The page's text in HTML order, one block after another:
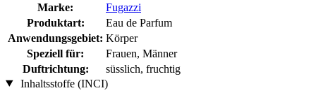
Marke:
Fugazzi
Produktart:
Eau de Parfum
Anwendungsgebiet: Körper
Speziell für:
Frauen, Männer
Duftrichtung:
süsslich, fruchtig
Inhaltsstoffe (INCI)